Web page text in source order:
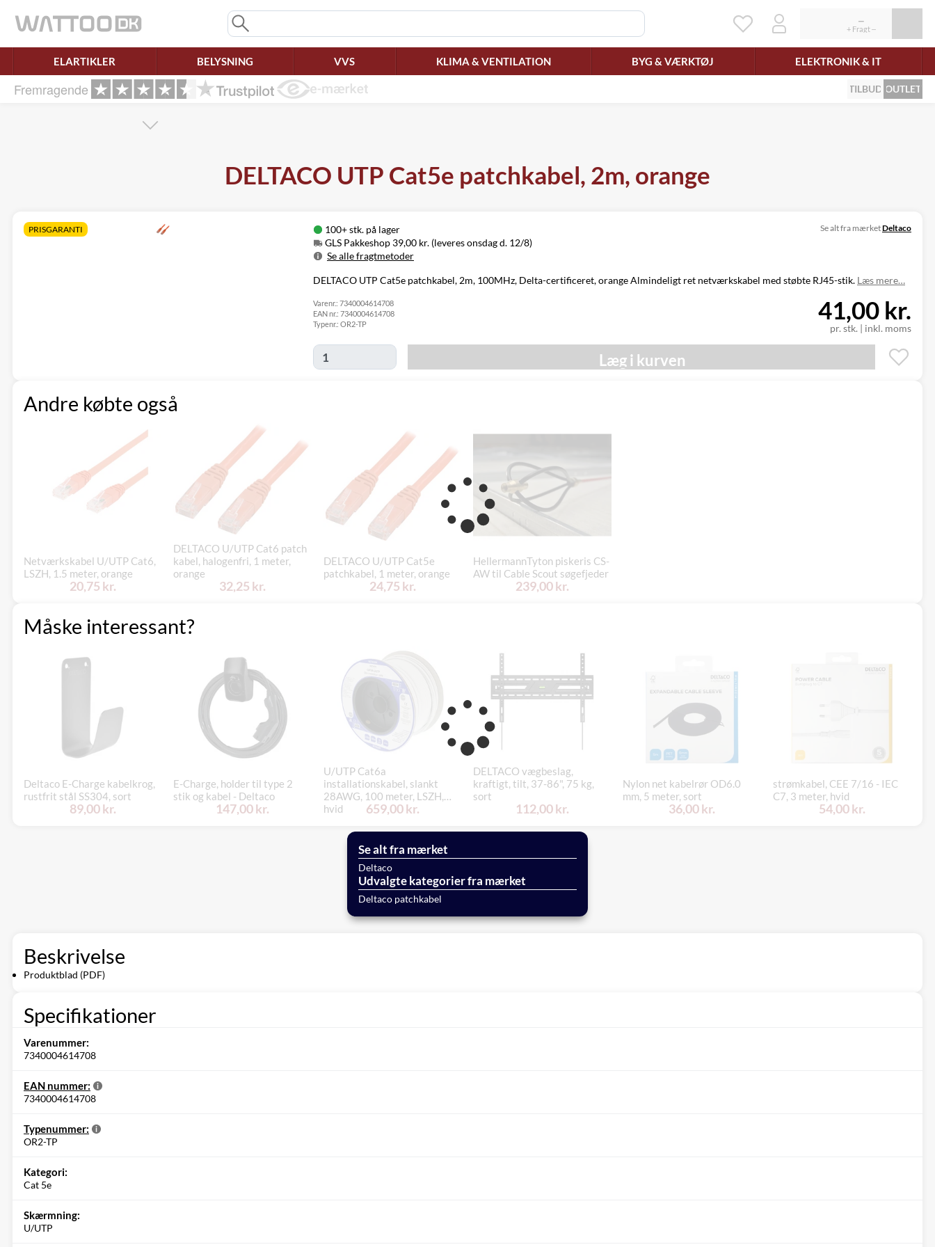
ELARTIKLER BELYSNING VVS KLIMA & VENTILATION BYG & VÆRKTØJ ELEKTRONIK & IT
Fremragende TILBUD OUTLET
DELTACO UTP Cat5e patchkabel, 2m, orange
PRISGARANTI
100+ stk. på lager
GLS Pakkeshop 39,00 kr. (leveres onsdag d. 12/8)
Se alle fragtmetoder
Metode
Pris
Leveres
GLS
Hjemmelevering
GLS Erhverv
Click&Collect i
Svenstrup
(9230)
Se alt fra mærketDeltaco
DELTACO UTP Cat5e patchkabel, 2m, 100MHz, Delta-certificeret, orange Almindeligt ret netværkskabel med støbte RJ45-stik. Læs mere…
Varenr.: 7340004614708
EAN nr.: 7340004614708
Typenr.: OR2-TP pr. stk. | inkl. moms
41,00 kr.
Læg i kurven
Andre købte også
Netværkskabel U/UTP Cat6,
LSZH, 1.5 meter, orange
20,75 kr.
DELTACO U/UTP Cat6 patch
kabel, halogenfri, 1 meter,
orange
32,25 kr.
DELTACO U/UTP Cat5e
patchkabel, 1 meter, orange
24,75 kr.
HellermannTyton piskeris CS-
AW til Cable Scout søgefjeder
239,00 kr.
Måske interessant?
Deltaco E-Charge kabelkrog,
rustfrit stål SS304, sort
89,00 kr.
E-Charge, holder til type 2
stik og kabel - Deltaco
147,00 kr.
U/UTP Cat6a
installationskabel, slankt
28AWG, 100 meter, LSZH,
hvid
659,00 kr.
DELTACO vægbeslag,
kraftigt, tilt, 37-86", 75 kg,
sort
112,00 kr.
Nylon net kabelrør OD6.0
mm, 5 meter, sort
36,00 kr.
strømkabel, CEE 7/16 - IEC
C7, 3 meter, hvid
54,00 kr.
Se alt fra mærket
Deltaco
Udvalgte kategorier fra mærket
Deltaco patchkabel
Beskrivelse
Produktblad (PDF)
Specifikationer
Varenummer:
7340004614708
EAN nummer:
7340004614708
Typenummer:
OR2-TP
Kategori:
Cat 5e
Skærmning:
U/UTP
Ret samtykke!